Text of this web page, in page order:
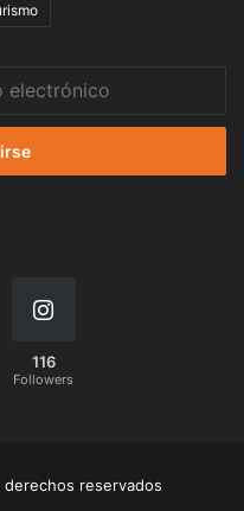
116
Followers
reservados